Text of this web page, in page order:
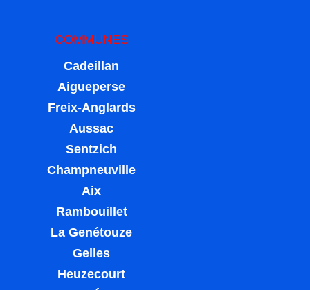
COMMUNES
Cadeillan
Aigueperse
Freix-Anglards
Aussac
Sentzich
Champneuville
Aix
Rambouillet
La Genétouze
Gelles
Heuzecourt